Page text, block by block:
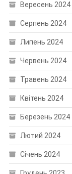
Вересень 2024
Серпень 2024
Липень 2024
Червень 2024
Травень 2024
Квітень 2024
Березень 2024
Лютий 2024
Січень 2024